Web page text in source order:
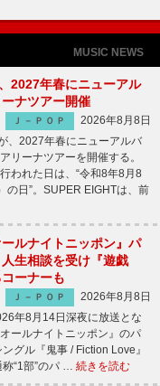
MUSIC NEWS
2027年春にニューアル
ナツアー開催
Ｊ－ＰＯＰ
2026年8月8日
、2027年春にニューアルバ
リーナツアーを開催する。
われた日は、“令和8年8月8
の日”。SUPER EIGHTは、前
ルナイトニッポン』パ
生相談を受け『遊戯
ーナーも
Ｊ－ＰＯＰ
2026年8月8日
年8月14日深夜に放送とな
ールナイトニッポン』のパ
グル『鬼事 / Fiction Love』
“1部”のパ … 続きを読む